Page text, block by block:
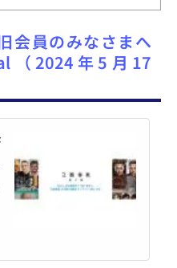
会員のみなさまへ
（2024年5月17